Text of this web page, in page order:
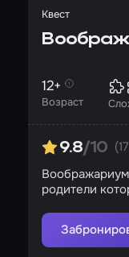
Квест
Возраст
12+
9.8/10
родители